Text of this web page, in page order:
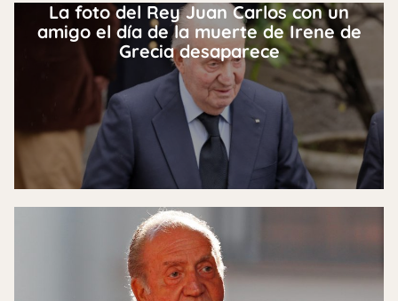
La foto del Rey Juan Carlos con un
amigo el día de la muerte de Irene de
Grecia desaparece